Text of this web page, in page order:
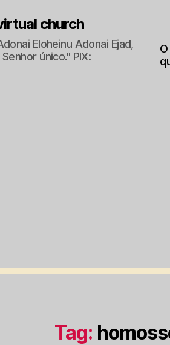
church
Eloheinu Adonai Ejad,
único." PIX:
Tag: